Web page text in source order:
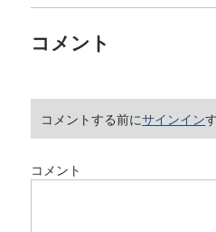
コメント
コメントする前にサインイン
コメント